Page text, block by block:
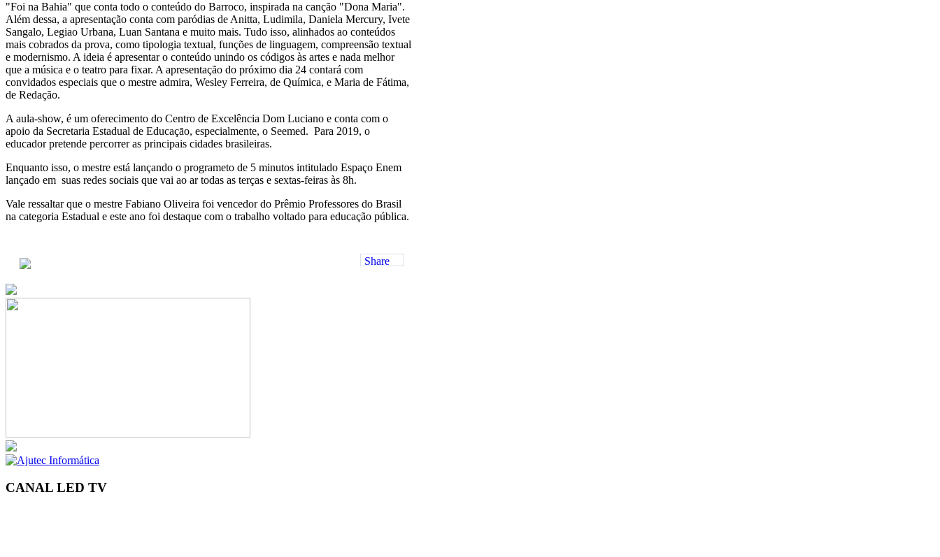
"Foi na Bahia" que conta todo o conteúdo do Barroco, inspirada na canção "Dona Maria".
Além dessa, a apresentação conta com paródias de Anitta, Ludimila, Daniela Mercury, Ivete
Sangalo, Legiao Urbana, Luan Santana e muito mais. Tudo isso, alinhados ao conteúdos
mais cobrados da prova, como tipologia textual, funções de linguagem, compreensão textual
e modernismo. A ideia é apresentar o conteúdo unindo os códigos às artes e nada melhor
que a música e o teatro para fixar. A apresentação do próximo dia 24 contará com
convidados especiais que o mestre admira, Wesley Ferreira, de Química, e Maria de Fátima,
de Redação.
A aula-show, é um oferecimento do Centro de Excelência Dom Luciano e conta com o
apoio da Secretaria Estadual de Educaçāo, especialmente, o Seemed. Para 2019, o
educador pretende percorrer as principais cidades brasileiras.
Enquanto isso, o mestre está lançando o programeto de 5 minutos intitulado Espaço Enem
lançado em suas redes sociais que vai ao ar todas as terças e sextas-feiras às 8h.
Vale ressaltar que o mestre Fabiano Oliveira foi vencedor do Prêmio Professores do Brasil
na categoria Estadual e este ano foi destaque com o trabalho voltado para educação pública.
Share
CANAL LED TV